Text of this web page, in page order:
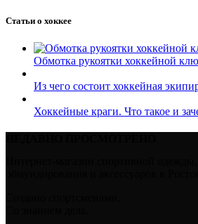
Статьи о хоккее
Обмотка рукоятки хоккейной
Из чего состоит хоккейная
Хоккейные краги. Что такое и